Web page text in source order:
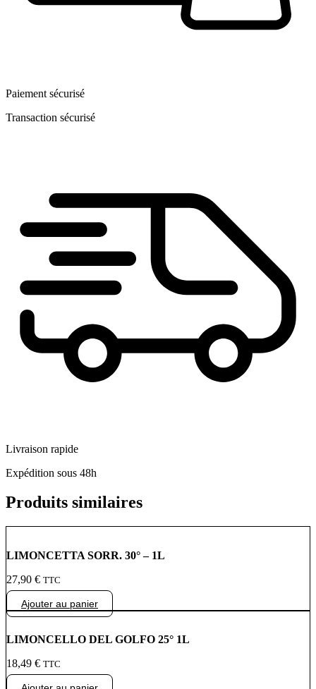
Paiement sécurisé
Transaction sécurisé
Livraison rapide
Expédition sous 48h
Produits similaires
LIMONCETTA SORR. 30° – 1L
27,90 € TTC
Ajouter au panier
LIMONCELLO DEL GOLFO 25° 1L
18,49 € TTC